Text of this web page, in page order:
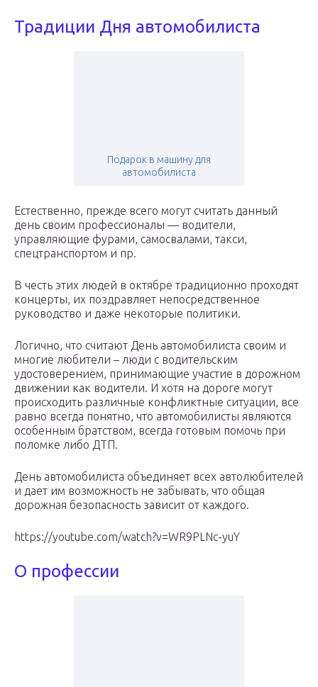
Традиции Дня автомобилиста
Подарок в машину для
автомобилиста
Естественно, прежде всего могут считать данный
день своим профессионалы — водители,
управляющие фурами, самосвалами, такси,
спецтранспортом и пр.
В честь этих людей в октябре традиционно проходят
концерты, их поздравляет непосредственное
руководство и даже некоторые политики.
Логично, что считают День автомобилиста своим и
многие любители – люди с водительским
удостоверением, принимающие участие в дорожном
движении как водители. И хотя на дороге могут
происходить различные конфликтные ситуации, все
равно всегда понятно, что автомобилисты являются
особенным братством, всегда готовым помочь при
поломке либо ДТП.
День автомобилиста объединяет всех автолюбителей
и дает им возможность не забывать, что общая
дорожная безопасность зависит от каждого.
https://youtube.com/watch?v=WR9PLNc-yuY
О профессии